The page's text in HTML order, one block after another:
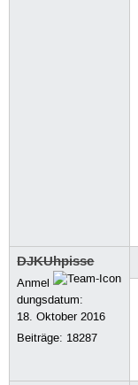
DJKUhpisse
Anmel
dungsdatum:
18. Oktober 2016
Beiträge: 18287